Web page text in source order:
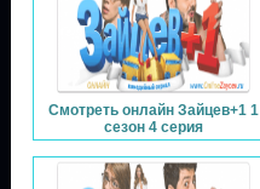
Смотреть онлайн Зайцев+1 1
сезон 4 серия